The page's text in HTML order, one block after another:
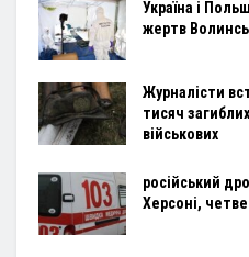
Україна і
жертв
Журналісти
тисяч
військових
російський
Херсоні,